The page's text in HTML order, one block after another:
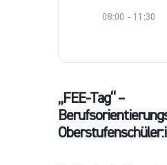
08:00 - 11:30
„FEE-Tag“ –